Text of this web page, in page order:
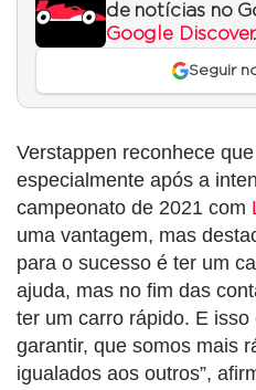
de notícias no
Google Discover.
Seguir
Verstappen reconhece
especialmente após a
campeonato de 2021 com
uma vantagem, mas
para o sucesso é ter um
ajuda, mas no fim das
ter um carro rápido. E
garantir, que somos mais
igualados aos outros”,